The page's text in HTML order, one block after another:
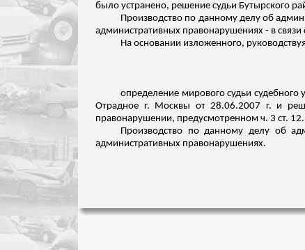
было устранено, решение судьи Бутырского
Производство по данному делу об
административных правонарушениях - в связи
На основании изложенного,
определение мирового судьи судебного
Отрадное г. Москвы от 28.06.2007 г. и
правонарушении, предусмотренном ч. 3 ст.
Производство по данному делу об
административных правонарушениях.